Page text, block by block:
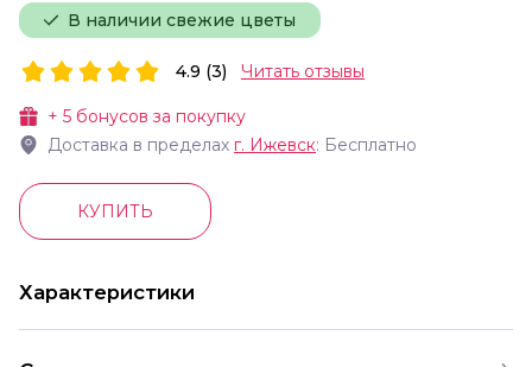
В наличии свежие цветы
+ 5 бонусов за покупку
Доставка в пределах г. Ижевск: Бесплатно
4.9 (3) Читать отзывы
КУПИТЬ
Характеристики